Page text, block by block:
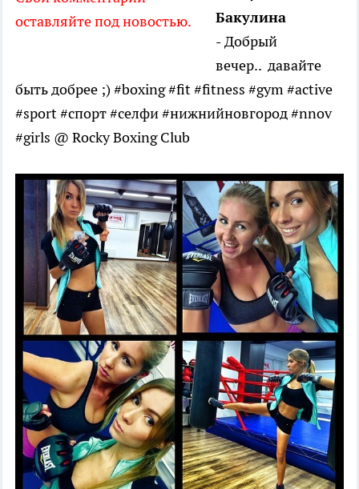
оставляйте под новостью.
Бакулина
-Добрый
вечер.. давайте
быть добрее ;) #boxing #fit #fitness #gym #active
#sport #спорт #селфи #нижнийновгород #nnov
#girls @ Rocky Boxing Club